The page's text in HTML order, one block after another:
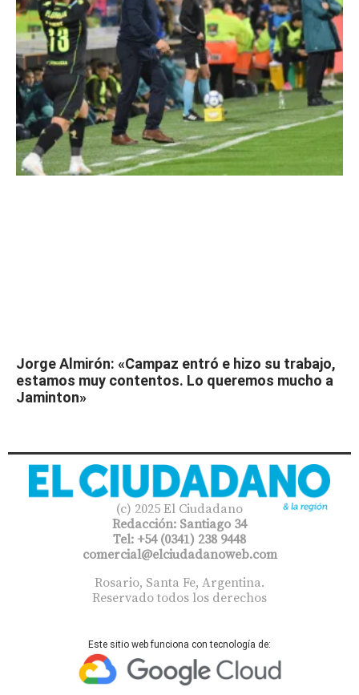
Jorge Almirón: «Campaz entró e hizo su trabajo,
estamos muy contentos. Lo queremos mucho a
Jaminton»
(c) 2025 El Ciudadano
Redacción: Santiago 34
Tel: +54 (0341) 238 9448
comercial@elciudadanoweb.com​
Rosario, Santa Fe, Argentina.
Reservado todos los derechos
Este sitio web funciona con tecnología de: